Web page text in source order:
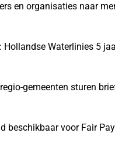
en organisaties naar
Waterlinies 5
gemeenten sturen
beschikbaar voor Fair